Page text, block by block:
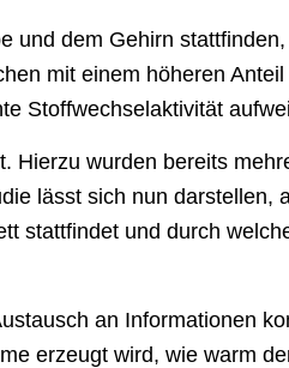
und dem Gehirn
mit einem höheren
Stoffwechselaktivität
Hierzu wurden bereits
lässt sich nun darstellen,
stattfindet und durch
an Informationen
erzeugt wird, wie warm